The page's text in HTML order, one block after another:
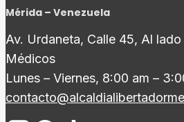
Mérida – Venezuela
Av. Urdaneta, Calle 45, Al
Médicos
Lunes – Viernes, 8:00 am –